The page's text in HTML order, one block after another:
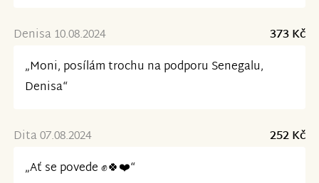
Denisa 10.08.2024
373 Kč
„Moni, posílám trochu na podporu Senegalu,
Denisa“
Dita 07.08.2024
252 Kč
„Ať se povede ✊🍀❤️“